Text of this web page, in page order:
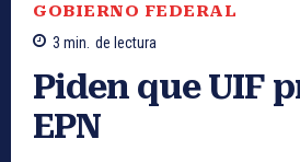
GOBIERNO FEDERAL
3 min. de lectura
Piden que UIF
EPN